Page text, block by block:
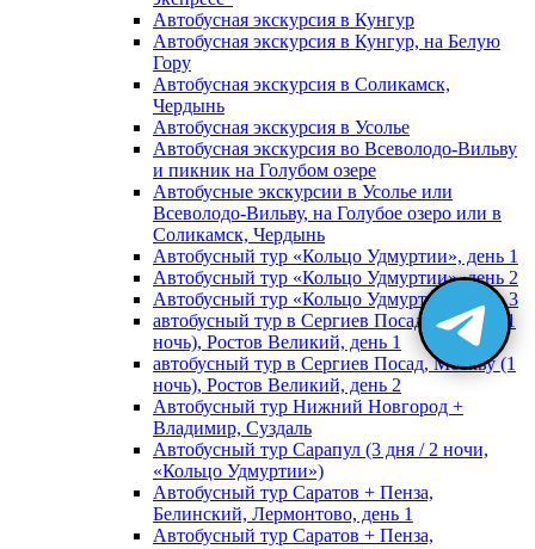
Автобусная экскурсия в Кунгур
Автобусная экскурсия в Кунгур, на Белую
Гору
Автобусная экскурсия в Соликамск,
Чердынь
Автобусная экскурсия в Усолье
Автобусная экскурсия во Всеволодо-Вильву
и пикник на Голубом озере
Автобусные экскурсии в Усолье или
Всеволодо-Вильву, на Голубое озеро или в
Соликамск, Чердынь
Автобусный тур «Кольцо Удмуртии», день 1
Автобусный тур «Кольцо Удмуртии», день 2
Автобусный тур «Кольцо Удмуртии», день 3
автобусный тур в Сергиев Посад, Москву (1
ночь), Ростов Великий, день 1
автобусный тур в Сергиев Посад, Москву (1
ночь), Ростов Великий, день 2
Автобусный тур Нижний Новгород +
Владимир, Суздаль
Автобусный тур Сарапул (3 дня / 2 ночи,
«Кольцо Удмуртии»)
Автобусный тур Саратов + Пенза,
Белинский, Лермонтово, день 1
Автобусный тур Саратов + Пенза,